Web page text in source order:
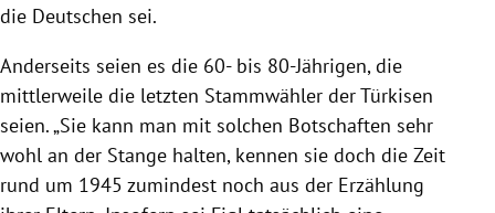
die Deutschen sei.
Anderseits seien es die 60- bis 80-Jährigen, die
mittlerweile die letzten Stammwähler der Türkisen
seien. „Sie kann man mit solchen Botschaften sehr
wohl an der Stange halten, kennen sie doch die Zeit
rund um 1945 zumindest noch aus der Erzählung